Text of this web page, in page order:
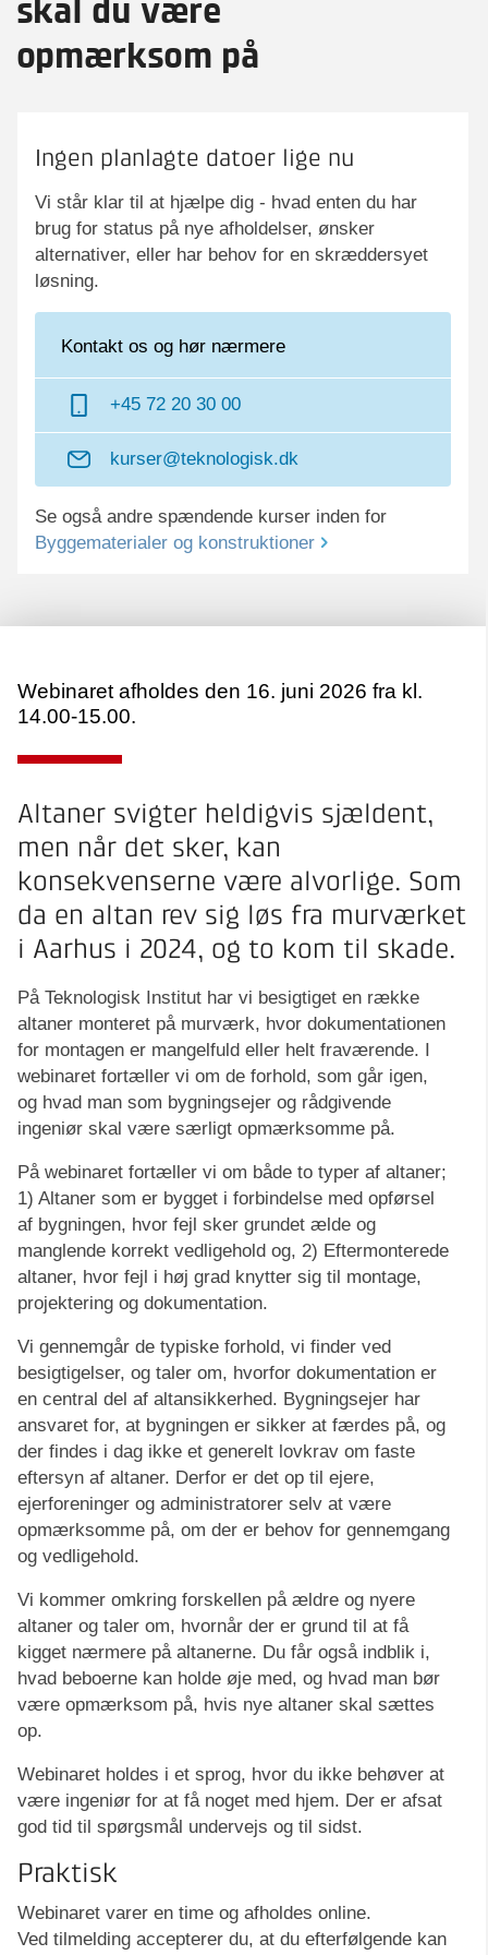
skal du være
opmærksom på
Ingen planlagte datoer lige nu
Vi står klar til at hjælpe dig - hvad enten du har
brug for status på nye afholdelser, ønsker
alternativer, eller har behov for en skræddersyet
løsning.
Kontakt os og hør nærmere
+45 72 20 30 00
kurser@teknologisk.dk
Se også andre spændende kurser inden for
Byggematerialer og konstruktioner
Faglige spørgsmål
Spørgsmål til kursets indhold,
undervisning, niveau m.m.
Webinaret afholdes den 16. juni 2026 fra kl.
14.00-15.00.
Altaner svigter heldigvis sjældent,
men når det sker, kan
konsekvenserne være alvorlige. Som
da en altan rev sig løs fra murværket
i Aarhus i 2024, og to kom til skade.
På Teknologisk Institut har vi besigtiget en række
altaner monteret på murværk, hvor dokumentationen
for montagen er mangelfuld eller helt fraværende. I
webinaret fortæller vi om de forhold, som går igen,
og hvad man som bygningsejer og rådgivende
ingeniør skal være særligt opmærksomme på.
På webinaret fortæller vi om både to typer af altaner;
1) Altaner som er bygget i forbindelse med opførsel
af bygningen, hvor fejl sker grundet ælde og
manglende korrekt vedligehold og, 2) Eftermonterede
altaner, hvor fejl i høj grad knytter sig til montage,
projektering og dokumentation.
Vi gennemgår de typiske forhold, vi finder ved
besigtigelser, og taler om, hvorfor dokumentation er
en central del af altansikkerhed. Bygningsejer har
ansvaret for, at bygningen er sikker at færdes på, og
der findes i dag ikke et generelt lovkrav om faste
eftersyn af altaner. Derfor er det op til ejere,
ejerforeninger og administratorer selv at være
opmærksomme på, om der er behov for gennemgang
og vedligehold.
Vi kommer omkring forskellen på ældre og nyere
altaner og taler om, hvornår der er grund til at få
kigget nærmere på altanerne. Du får også indblik i,
hvad beboerne kan holde øje med, og hvad man bør
være opmærksom på, hvis nye altaner skal sættes
op.
Webinaret holdes i et sprog, hvor du ikke behøver at
være ingeniør for at få noget med hjem. Der er afsat
god tid til spørgsmål undervejs og til sidst.
Praktisk
Webinaret varer en time og afholdes online.
Ved tilmelding accepterer du, at du efterfølgende kan